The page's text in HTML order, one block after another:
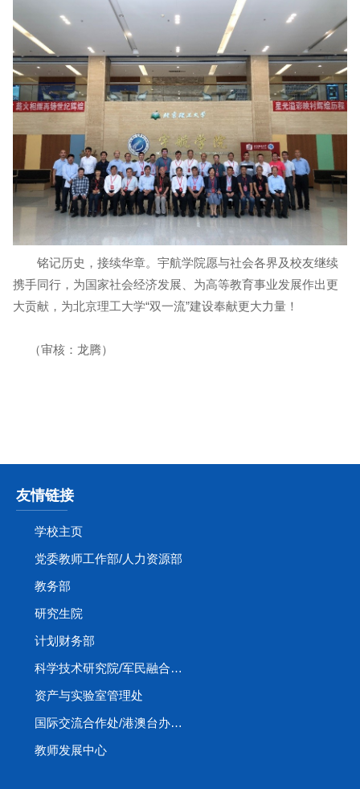
铭记历史，接续华章。宇航学院愿与社会各界及校友继续
携手同行，为国家社会经济发展、为高等教育事业发展作出更
大贡献，为北京理工大学“双一流”建设奉献更大力量！
（审核：龙腾）
友情链接
学校主页
党委教师工作部/人力资源部
教务部
研究生院
计划财务部
科学技术研究院/军民融合创新研究院
资产与实验室管理处
国际交流合作处/港澳台办公室
教师发展中心